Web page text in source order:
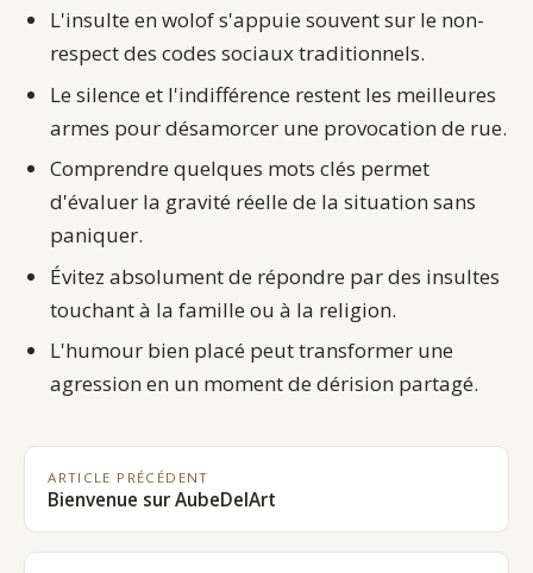
L'insulte en wolof s'appuie souvent sur le non-
respect des codes sociaux traditionnels.
Le silence et l'indifférence restent les meilleures
armes pour désamorcer une provocation de rue.
Comprendre quelques mots clés permet
d'évaluer la gravité réelle de la situation sans
paniquer.
Évitez absolument de répondre par des insultes
touchant à la famille ou à la religion.
L'humour bien placé peut transformer une
agression en un moment de dérision partagé.
ARTICLE PRÉCÉDENT
Bienvenue sur AubeDelArt